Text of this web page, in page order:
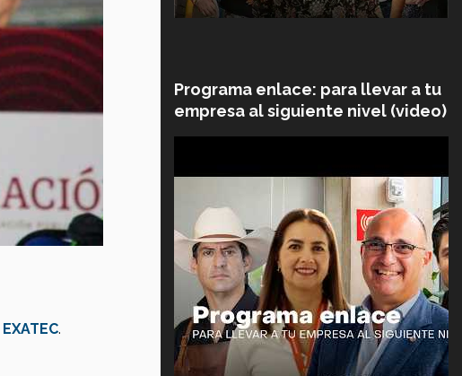
EXATEC.
Programa enlace: para llevar a tu
empresa al siguiente nivel (video)